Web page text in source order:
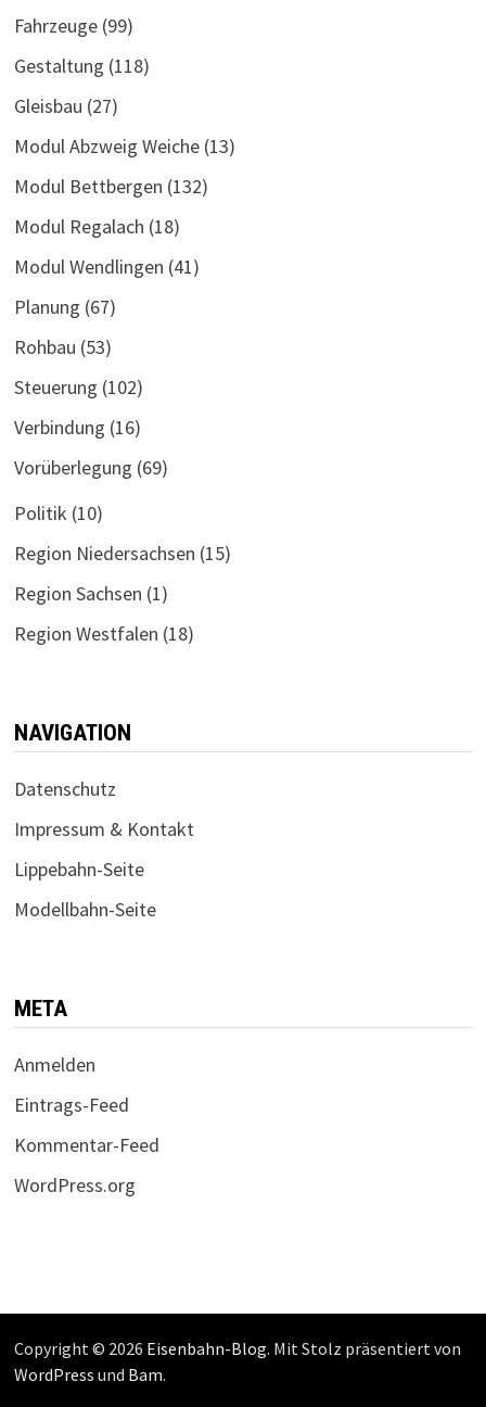
Fahrzeuge(99)
Gestaltung (118)
Gleisbau (27)
Modul Abzweig Weiche(13)
Modul Bettbergen (132)
Modul Regalach (18)
Modul Wendlingen (41)
Planung (67)
Rohbau (53)
Steuerung (102)
Verbindung (16)
Vorüberlegung (69)
Politik (10)
Region Niedersachsen (15)
Region Sachsen (1)
Region Westfalen (18)
NAVIGATION
Datenschutz
Impressum & Kontakt
Lippebahn-Seite
Modellbahn-Seite
META
Anmelden
Eintrags-Feed
Kommentar-Feed
WordPress.org
Copyright © 2026 Eisenbahn-Blog. Mit Stolz präsentiert von
WordPress und Bam.